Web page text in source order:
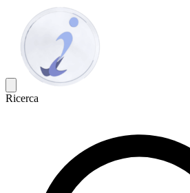
Ricerca